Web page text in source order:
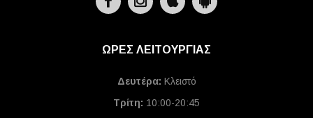
ΩΡΕΣ ΛΕΙΤΟΥΡΓΙΑΣ
Δευτέρα: Κλειστό
Τρίτη: 10:00-20:45